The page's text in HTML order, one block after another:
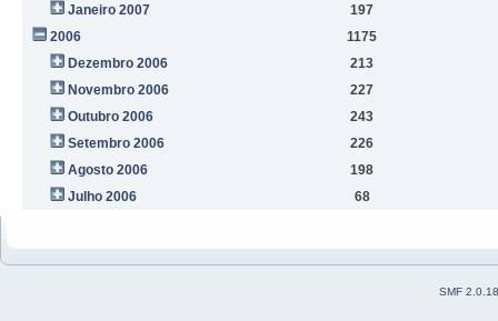
Janeiro 2007
197
2006
1175
Dezembro 2006
213
Novembro 2006
227
Outubro 2006
243
Setembro 2006
226
Agosto 2006
198
Julho 2006
68
SMF 2.0.18